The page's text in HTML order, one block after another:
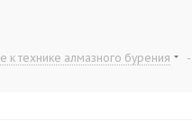
к технике алмазного бурения -